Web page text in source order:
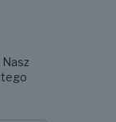
tego